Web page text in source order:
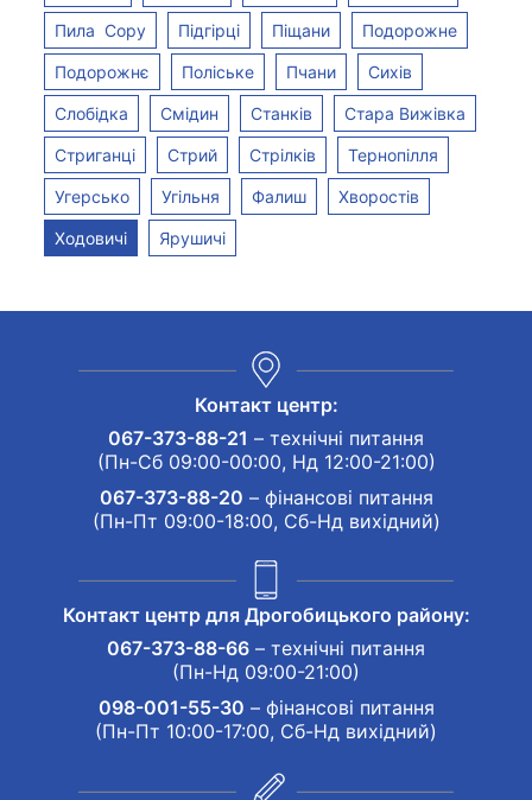
Пила  Copy Підгірці Піщани Подорожне
Подорожнє Поліське Пчани Сихів
Слобідка Смідин Станків Стара Вижівка
Стриганці Стрий Стрілків Тернопілля
Угерсько Угільня Фалиш Хворостів
Ходовичі Ярушичі
Контакт центр:
067-373-88-21 – технічні питання
(Пн-Сб 09:00-00:00, Нд 12:00-21:00)
067-373-88-20 – фінансові питання
(Пн-Пт 09:00-18:00, Сб-Нд вихідний)
Контакт центр для Дрогобицького району:
067-373-88-66 – технічні питання
(Пн-Нд 09:00-21:00)
098-001-55-30 – фінансові питання
(Пн-Пт 10:00-17:00, Сб-Нд вихідний)